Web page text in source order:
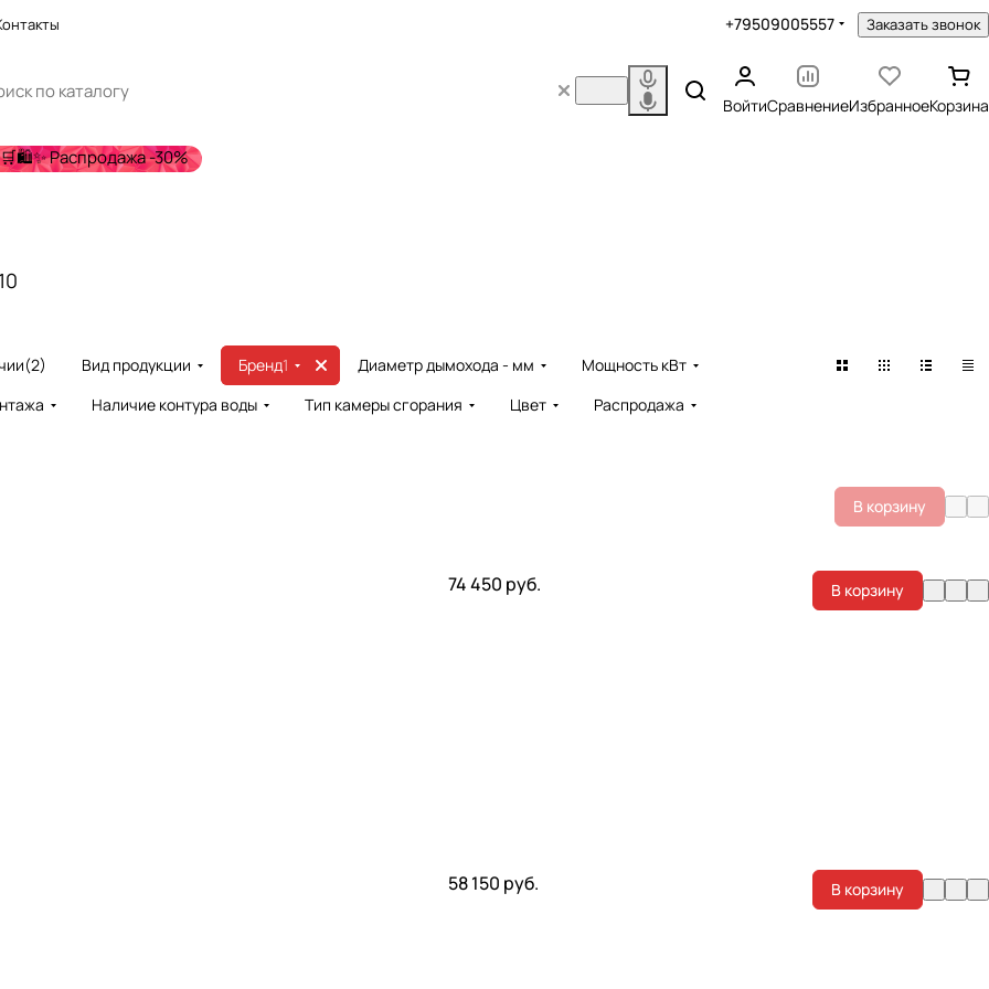
+79509005557 Заказать звонок
ВойтиСравнениеИзбранноеКорзина
🛒🛍️✨ Распродажа -30%
10
(2) Вид продукции Бренд1 Диаметр дымохода - мм
Мощность кВт
Наличие контура воды Тип камеры сгорания Цвет
Распродажа
В корзину
74 450 руб. В корзину
58 150 руб. В корзину